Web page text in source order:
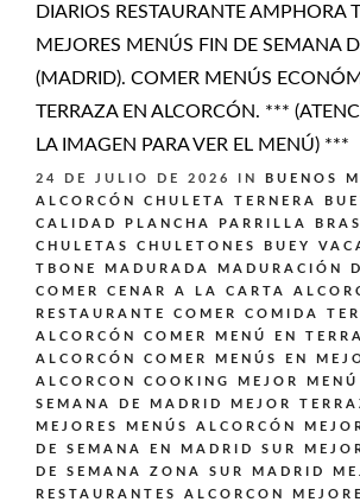
DIARIOS RESTAURANTE AMPHORA
MEJORES MENÚS FIN DE SEMANA
(MADRID). COMER MENÚS
TERRAZA EN ALCORCÓN. ***
LA IMAGEN PARA VER EL MENÚ) ***
24 DE JULIO DE 2026 IN
BUENOS
ALCORCÓN
CHULETA TERNERA
CALIDAD PLANCHA PARRILLA
CHULETAS CHULETONES BUEY
TBONE MADURADA MADURACIÓN
COMER CENAR A LA CARTA
RESTAURANTE
COMER COMIDA
ALCORCÓN
COMER MENÚ EN
ALCORCÓN
COMER MENÚS EN
ALCORCON
COOKING
MEJOR
SEMANA DE MADRID
MEJOR
MEJORES MENÚS ALCORCÓN
DE SEMANA EN MADRID SUR
DE SEMANA ZONA SUR MADRID
RESTAURANTES ALCORCON